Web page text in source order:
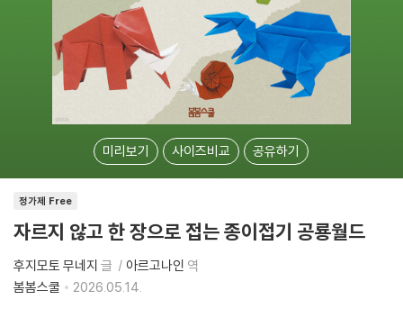
미리보기 사이즈비교 공유하기
정가제 Free
자르지 않고 한 장으로 접는 종이접기 공룡월드
후지모토 무네지 글 아르고나인 역
봄봄스쿨
2026.05.14.